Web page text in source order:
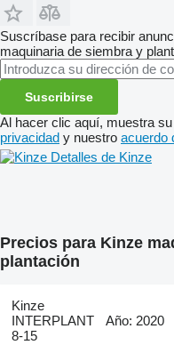
Suscríbase para recibir
maquinaria de siembra y
Suscribirse
Al hacer clic aquí, muestra
privacidad y nuestro acuerdo
Detalles de Kinze
Precios para Kinze
plantación
Kinze
INTERPLANT
8-15
Año: 2020